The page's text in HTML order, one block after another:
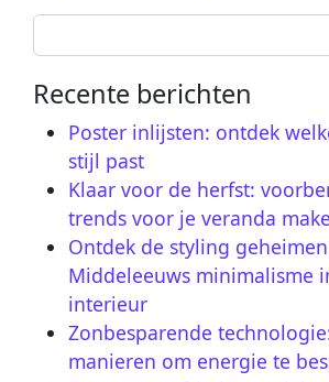
Search for:
Recente berichten
Poster inlijsten: ontdek
stijl past
Klaar voor de herfst:
trends voor je veranda
Ontdek de styling
Middeleeuws minimalisme
interieur
Zonbesparende
manieren om energie te